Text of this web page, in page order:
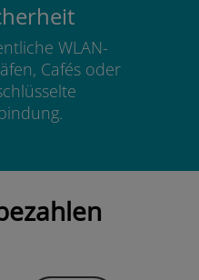
WLAN-
Cafés oder